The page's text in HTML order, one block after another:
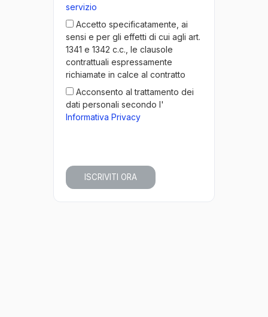
servizio
Accetto specificatamente, ai
sensi e per gli effetti di cui agli art.
1341 e 1342 c.c., le clausole
contrattuali espressamente
richiamate in calce al contratto
Acconsento al trattamento dei
dati personali secondo l'
Informativa Privacy
ISCRIVITI ORA